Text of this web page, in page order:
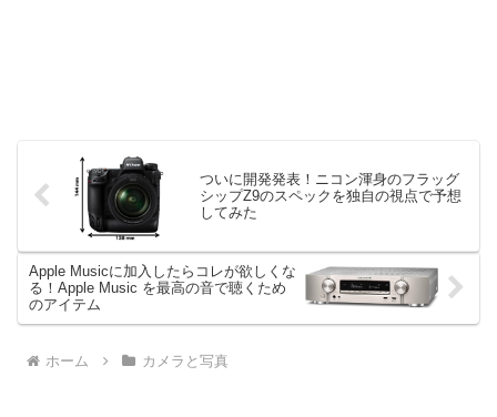
ついに開発発表！ニコン渾身のフラッグ
シップZ9のスペックを独自の視点で予想
してみた
Apple Musicに加入したらコレが欲しくな
る！Apple Music を最高の音で聴くため
のアイテム
ホーム カメラと写真